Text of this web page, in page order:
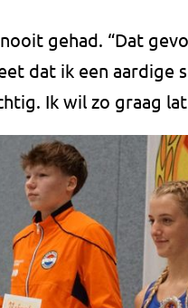
gehad. “Dat
dat ik een aardige
Ik wil zo graag